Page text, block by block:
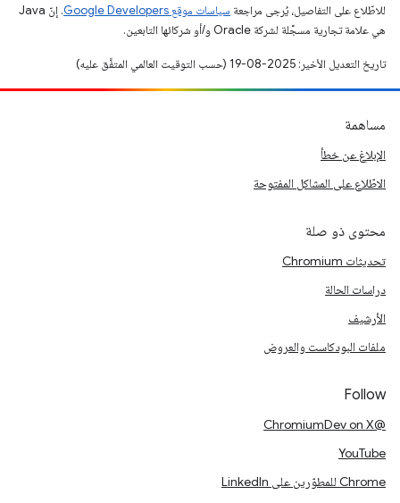
للاطّلاع على التفاصيل، يُرجى مراجعة سياسات موقع Google Developers‏
. إنّ Java
هي علامة تجارية مسجَّلة لشركة Oracle و/أو شركائها التابعين.
تاريخ التعديل الأخير: 2025-08-19 (حسب التوقيت العالمي المتفَّق عليه)
مساهمة
الإبلاغ عن خطأ
الاطّلاع على المشاكل المفتوحة
محتوى ذو صلة
تحديثات Chromium
دراسات الحالة
الأرشيف
ملفات البودكاست والعروض
Follow
@ChromiumDev on X
YouTube
Chrome للمطوّرين على LinkedIn